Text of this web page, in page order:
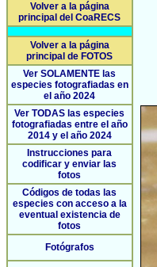
Volver a la página
principal del CoaRECS
Volver a la página
principal de FOTOS
Ver SOLAMENTE las
especies fotografiadas en
el año 2024
Ver TODAS las especies
fotografiadas entre el año
2014 y el año 2024
Instrucciones para
codificar y enviar las
fotos
Códigos de todas las
especies con acceso a la
eventual existencia de
fotos
Fotógrafos